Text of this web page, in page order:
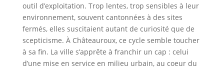
outil d’exploitation. Trop lentes, trop sensibles à leur
environnement, souvent cantonnées à des sites
fermés, elles suscitaient autant de curiosité que de
scepticisme. À Châteauroux, ce cycle semble toucher
à sa fin. La ville s’apprête à franchir un cap : celui
d’une mise en service en milieu urbain, au coeur du